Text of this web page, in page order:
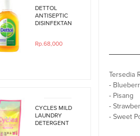
DETTOL
ANTISEPTIC
DISINFEKTAN
Rp.68,000
CYCLES MILD
LAUNDRY
DETERGENT
Tersedia
-
- Pisang
-
- Sweet